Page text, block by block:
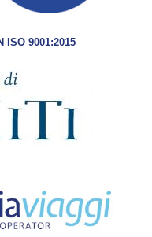
ISO 9001:2015